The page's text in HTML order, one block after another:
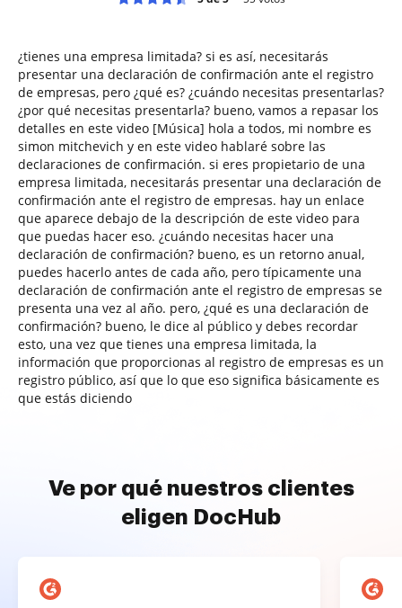
¿tienes una empresa limitada? si es así, necesitarás
presentar una declaración de confirmación ante el registro
de empresas, pero ¿qué es? ¿cuándo necesitas presentarlas?
¿por qué necesitas presentarla? bueno, vamos a repasar los
detalles en este video [Música] hola a todos, mi nombre es
simon mitchevich y en este video hablaré sobre las
declaraciones de confirmación. si eres propietario de una
empresa limitada, necesitarás presentar una declaración de
confirmación ante el registro de empresas. hay un enlace
que aparece debajo de la descripción de este video para
que puedas hacer eso. ¿cuándo necesitas hacer una
declaración de confirmación? bueno, es un retorno anual,
puedes hacerlo antes de cada año, pero típicamente una
declaración de confirmación ante el registro de empresas se
presenta una vez al año. pero, ¿qué es una declaración de
confirmación? bueno, le dice al público y debes recordar
esto, una vez que tienes una empresa limitada, la
información que proporcionas al registro de empresas es un
registro público, así que lo que eso significa básicamente es
que estás diciendo
Ve por qué nuestros clientes
eligen DocHub